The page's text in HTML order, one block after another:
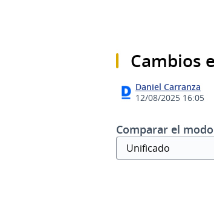
Cambios
Daniel Carranza
12/08/2025 16:05
Comparar el